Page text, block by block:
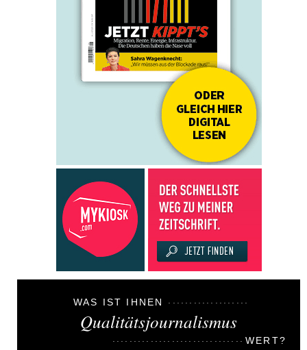
WAS IST IHNEN
Qualitätsjournalismus
WERT?